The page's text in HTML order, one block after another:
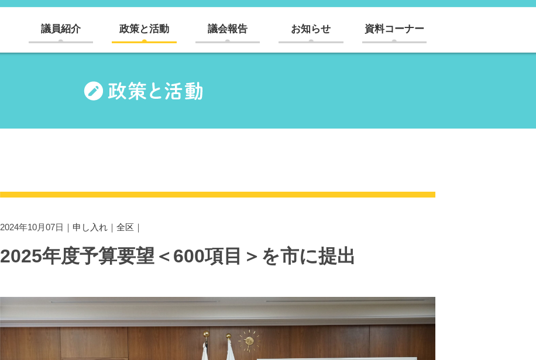
議員紹介 政策と活動 議会報告 お知らせ 資料コーナー
2024年10月07日｜ 申し入れ ｜ 全区 ｜
2025年度予算要望＜600項目＞を市に提出